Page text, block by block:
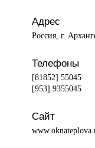
Адрес
Россия, г.
Телефоны
[81852] 55045
[953] 9355045
Сайт